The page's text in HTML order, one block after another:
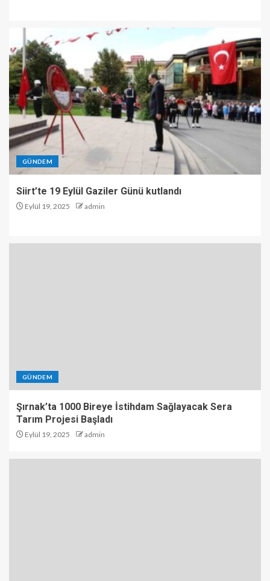
GÜNDEM
Siirt’te 19 Eylül Gaziler Günü kutlandı
Eylül 19, 2025 admin
GÜNDEM
Şırnak’ta 1000 Bireye İstihdam Sağlayacak Sera
Tarım Projesi Başladı
Eylül 19, 2025 admin